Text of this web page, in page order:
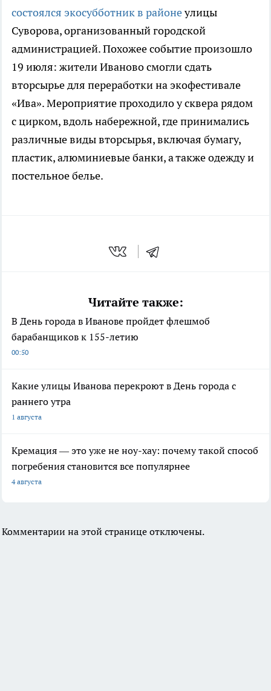
состоялся экосубботник в районеулицы
Суворова, организованный городской
администрацией. Похожее событие произошло
19 июля: жители Иваново смогли сдать
вторсырье для переработки на экофестивале
«Ива». Мероприятие проходило у сквера рядом
с цирком, вдоль набережной, где принимались
различные виды вторсырья, включая бумагу,
пластик, алюминиевые банки, а также одежду и
постельное белье.
Читайте также:
В День города в Иванове пройдет флешмоб
барабанщиков к 155-летию
00:50
Какие улицы Иванова перекроют в День города с
раннего утра
1 августа
Кремация — это уже не ноу-хау: почему такой способ
погребения становится все популярнее
4 августа
Комментарии на этой странице отключены.